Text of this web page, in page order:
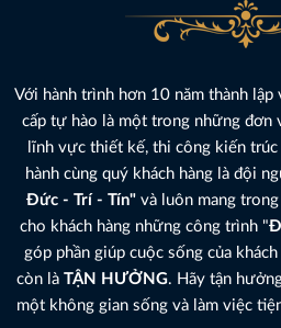
Với hành trình hơn 10 năm thành lập
cấp tự hào là một trong những đơn
lĩnh vực thiết kế, thi công kiến
hành cùng quý khách hàng là đội
Đức - Trí - Tín"và luôn mang trong
cho khách hàng những công trình "
góp phần giúp cuộc sống của
còn là TẬN HƯỞNG. Hãy tận
một không gian sống và làm việc